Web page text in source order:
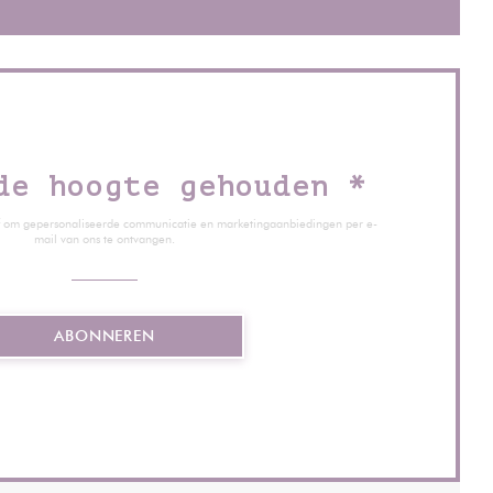
hoogte gehouden *
gepersonaliseerde communicatie en marketingaanbiedingen per e-
mail van ons te ontvangen.
ABONNEREN